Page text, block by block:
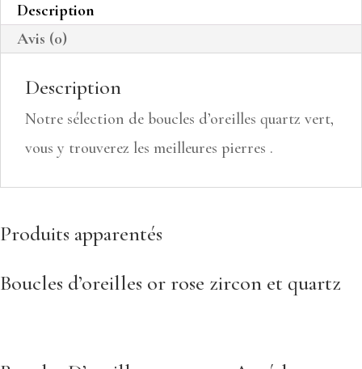
Description
Avis (0)
Description
Notre sélection de boucles d’oreilles quartz vert,
vous y trouverez les meilleures pierres .
Produits apparentés
Boucles d’oreilles or rose zircon et quartz